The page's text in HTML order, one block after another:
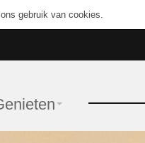
gebruik van cookies.